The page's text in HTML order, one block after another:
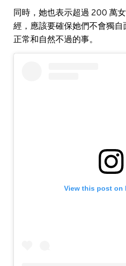
同時，她也表示超過 200 萬
經，應該要確保她們不會獨
正常和自然不過的事。
View this post on